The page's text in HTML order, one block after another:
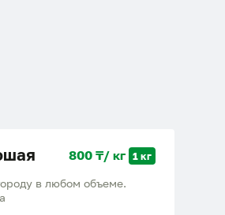
800 ₸/ кг 1 кг
в любом объеме.